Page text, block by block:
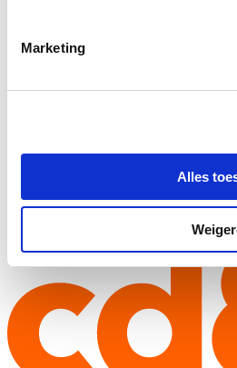
Marketing
Alles
Klikhierom de privacyvoorwaarden te